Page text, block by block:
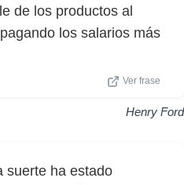
de los productos al
los salarios más
Ver frase
Henry Ford
suerte ha estado